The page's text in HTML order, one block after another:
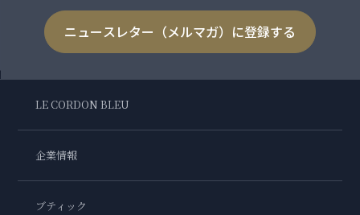
ニュースレター（メルマガ）に登録する
LE CORDON BLEU
企業情報
ブティック